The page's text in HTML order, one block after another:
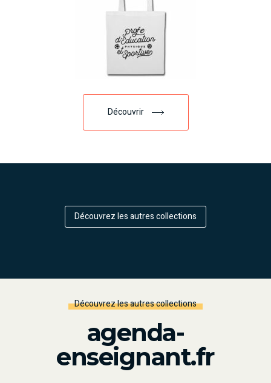
Découvrir
Découvrez les autres collections
Découvrez les autres collections
agenda-
enseignant.fr